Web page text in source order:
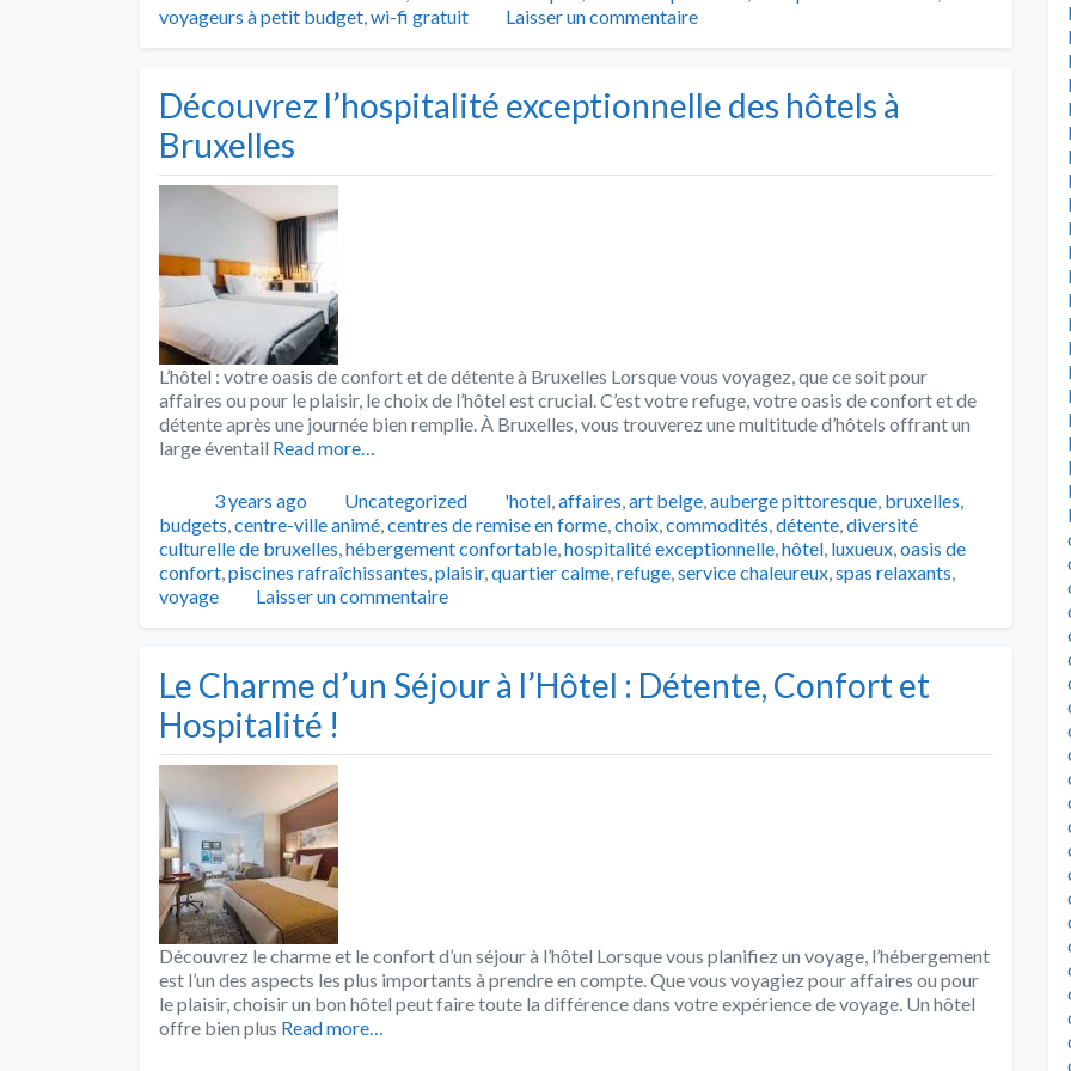
voyageurs à petit budget,wi-fi gratuit Laisser un commentaire
Découvrez l’hospitalité exceptionnelle des hôtels à
Bruxelles
L’hôtel : votre oasis de confort et de détente à Bruxelles Lorsque vous voyagez, que ce soit pour
affaires ou pour le plaisir, le choix de l’hôtel est crucial. C’est votre refuge, votre oasis de confort et de
détente après une journée bien remplie. À Bruxelles, vous trouverez une multitude d’hôtels offrant un
large éventail Read more…
Publié3 years ago Catégories
Uncategorized Tags
'hotel,affaires,art belge,auberge pittoresque, bruxelles,
budgets,centre-ville animé,centres de remise en forme,choix,commodités,détente,diversité
culturelle de bruxelles,hébergement confortable,hospitalité exceptionnelle,hôtel, luxueux,oasis de
confort,piscines rafraîchissantes,plaisir,quartier calme,refuge,service chaleureux,spas relaxants,
voyage
Laisser un commentaire
Le Charme d’un Séjour à l’Hôtel : Détente, Confort et
Hospitalité !
Découvrez le charme et le confort d’un séjour à l’hôtel Lorsque vous planifiez un voyage, l’hébergement
est l’un des aspects les plus importants à prendre en compte. Que vous voyagiez pour affaires ou pour
le plaisir, choisir un bon hôtel peut faire toute la différence dans votre expérience de voyage. Un hôtel
offre bien plus Read more…